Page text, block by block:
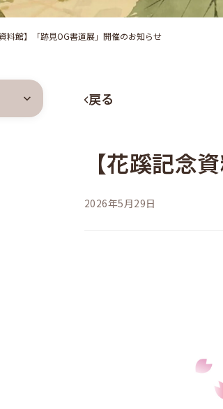
資料館】「跡見OG書道展」開催のお知らせ
戻る
【花蹊記念
2026年5月29日